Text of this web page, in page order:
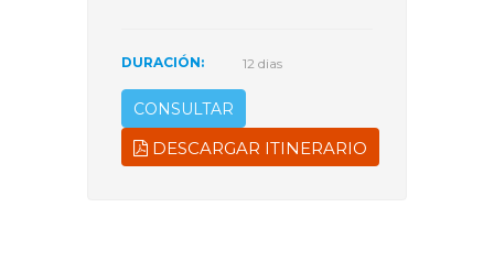
DURACIÓN: 12 dias
CONSULTAR
DESCARGAR ITINERARIO